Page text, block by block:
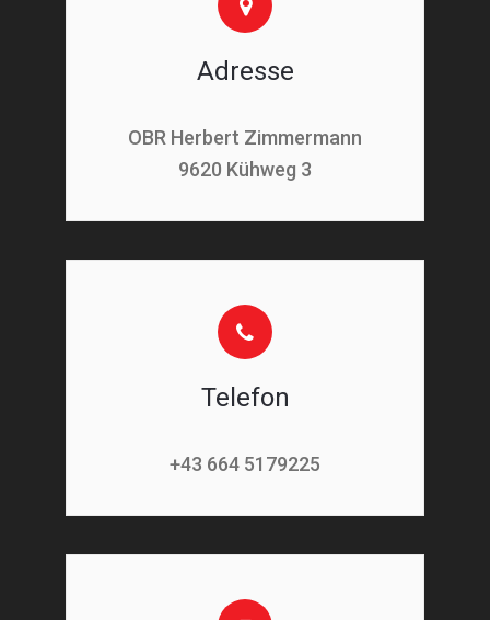
Adresse
OBR Herbert Zimmermann
9620 Kühweg 3
Telefon
+43 664 5179225